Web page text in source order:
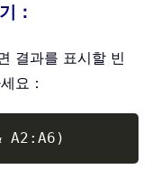
：
결과를 표시할 빈
요：